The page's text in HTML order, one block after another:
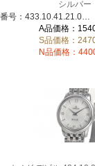
シルバー
A品価格：
S品価格：
N品価格：